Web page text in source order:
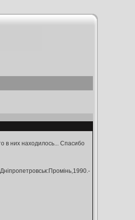
в них находилось... Спасибо